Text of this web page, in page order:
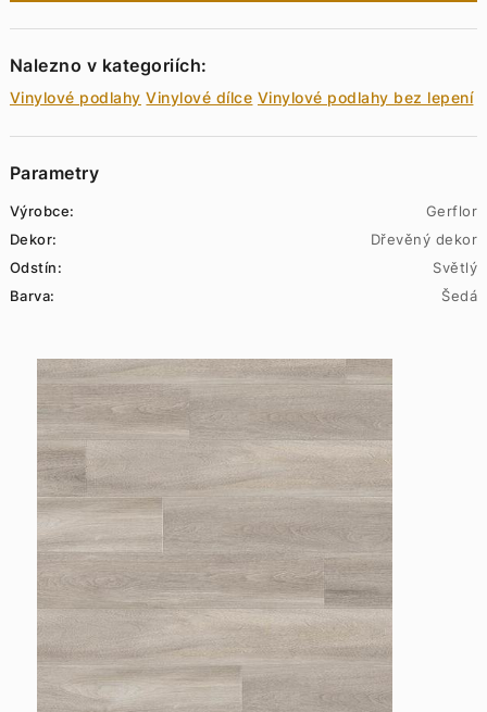
Nalezno v kategoriích:
Vinylové podlahy Vinylové dílce Vinylové podlahy bez lepení
Parametry
Výrobce:
Gerflor
Dekor:
Dřevěný dekor
Odstín:
Světlý
Barva:
Šedá